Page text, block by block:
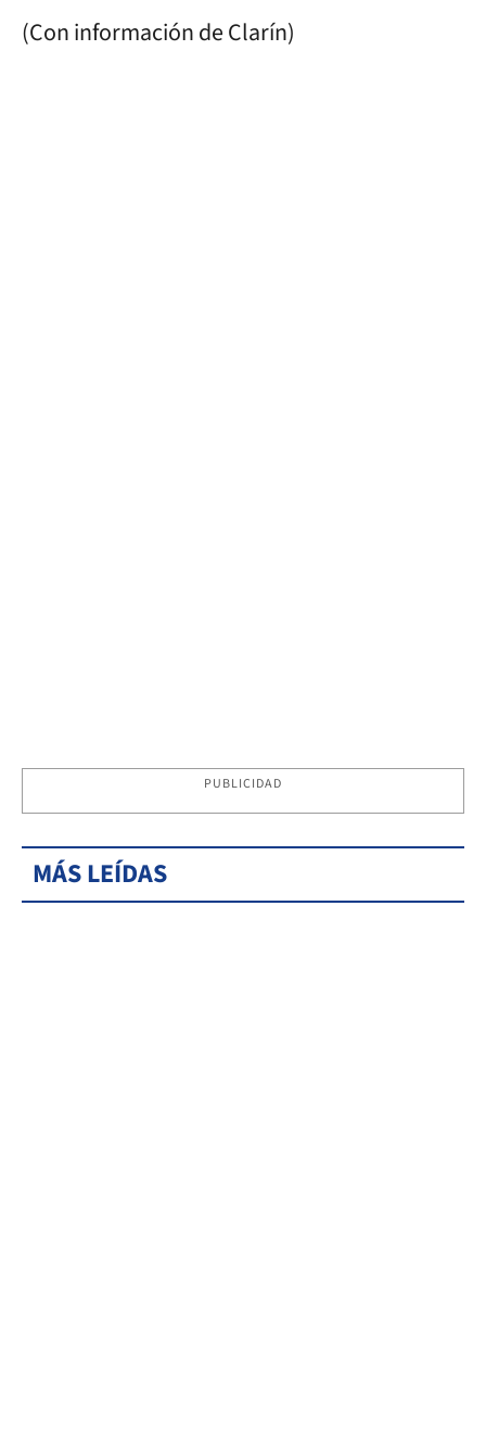
(Con información de Clarín)
PUBLICIDAD
MÁS LEÍDAS